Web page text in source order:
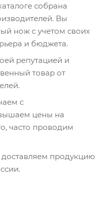
собрана
Вы
нож с учетом своих
и бюджета.
репутацией и
товар от
с
цены на
часто проводим
продукцию